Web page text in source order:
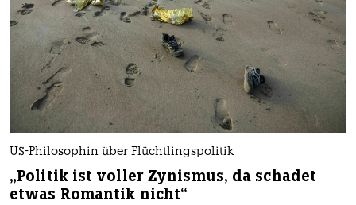
US-Philosophin über Flüchtlingspolitik
„Politik ist voller Zynismus, da schadet
etwas Romantik nicht“